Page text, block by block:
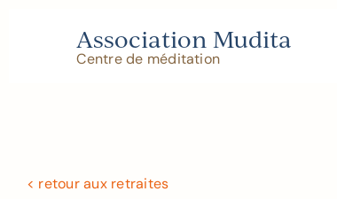
Association Mudita
Centre de méditation
< retour aux retraites